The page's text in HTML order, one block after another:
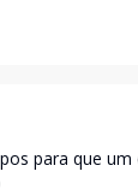
para que